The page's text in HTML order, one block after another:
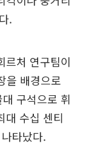
.
르처 연구팀이
을 배경으로
구석으로 휘
대 수십 센티
타났다.